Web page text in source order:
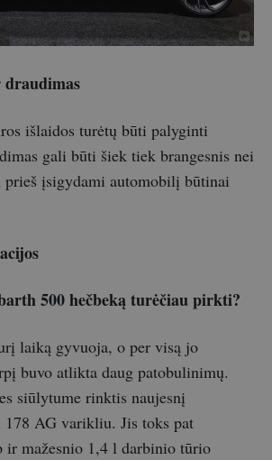
išlaidos turėtų būti palyginti
gali būti šiek tiek brangesnis nei
prieš įsigydami automobilį būtinai
500 hečbeką turėčiau pirkti?
laiką gyvuoja, o per visą jo
buvo atlikta daug patobulinimų.
siūlytume rinktis naujesnį
178 AG varikliu. Jis toks pat
ir mažesnio 1,4 l darbinio tūrio